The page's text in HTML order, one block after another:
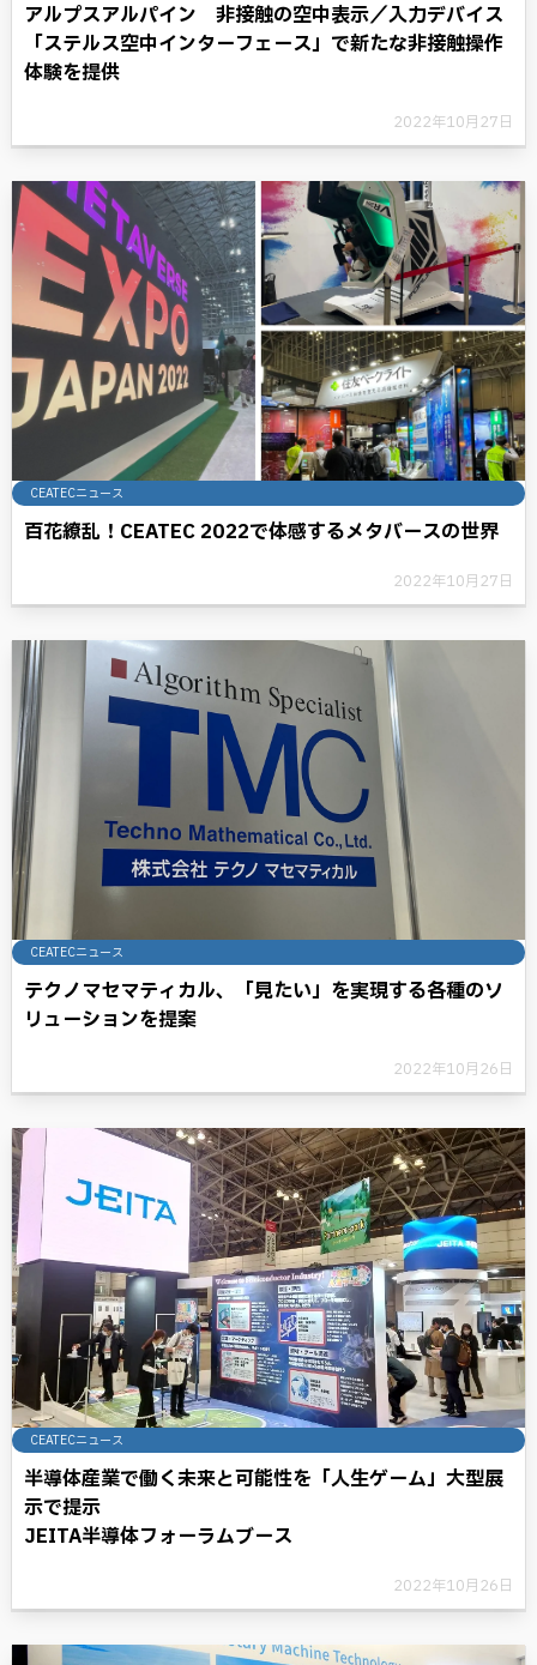
アルプスアルパイン 非接触の空中表示／入力デバイス
「ステルス空中インターフェース」で新たな非接触操作
体験を提供
2022年10月27日
CEATECニュース
百花繚乱！CEATEC 2022で体感するメタバースの世界
2022年10月27日
CEATECニュース
テクノマセマティカル、「見たい」を実現する各種のソ
リューションを提案
2022年10月26日
CEATECニュース
半導体産業で働く未来と可能性を「人生ゲーム」大型展
示で提示
JEITA半導体フォーラムブース
2022年10月26日